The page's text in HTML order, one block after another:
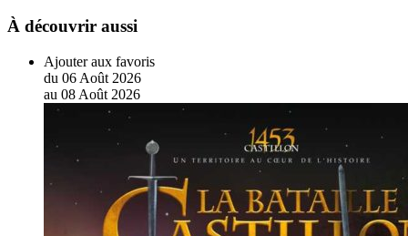
À découvrir aussi
Ajouter aux favoris
du 06 Août 2026
au 08 Août 2026